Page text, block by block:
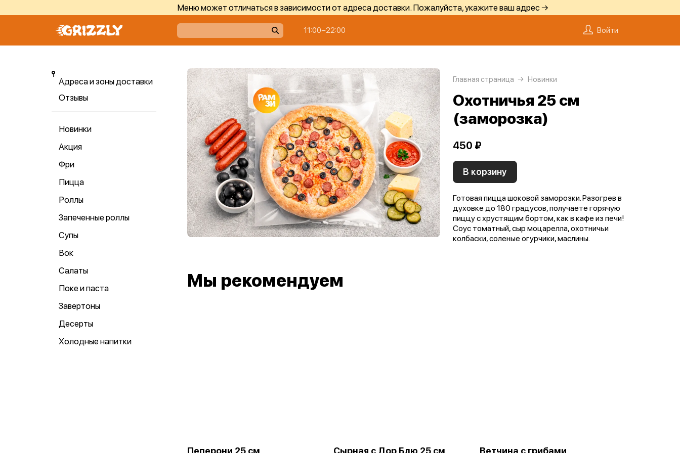
Меню может отличаться в зависимости от адреса доставки. Пожалуйста, укажите ваш адрес →
11:00−22:00 Войти
Адреса и зоны доставки
Отзывы
Новинки
Акция
Фри
Пицца
Роллы
Запеченные роллы
Супы
Вок
Салаты
Поке и паста
Завертоны
Десерты
Холодные напитки
Главная страница Новинки
Охотничья 25 см
(заморозка)
450 ₽
В корзину
Готовая пицца шоковой заморозки. Разогрев в
духовке до 180 градусов, получаете горячую
пиццу с хрустящим бортом, как в кафе из печи!
Соус томатный, сыр моцарелла, охотничьи
колбаски, соленые огурчики, маслины.
Мы рекомендуем
Пеперони 25 см Сырная с Дор Блю 25 см Ветчина с грибами